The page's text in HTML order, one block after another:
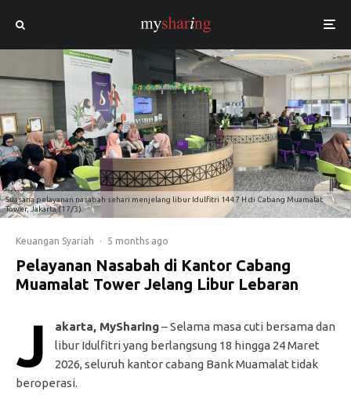
Suasana pelayanan nasabah sehari menjelang libur Idulfitri 1447 H di Cabang Muamalat
Tower, Jakarta (17/3).
Keuangan Syariah · 5 months ago
Pelayanan Nasabah di Kantor Cabang
Muamalat Tower Jelang Libur Lebaran
J akarta, MySharing– Selama masa cuti bersama dan
libur Idulfitri yang berlangsung 18 hingga 24 Maret
2026, seluruh kantor cabang Bank Muamalat tidak
beroperasi.